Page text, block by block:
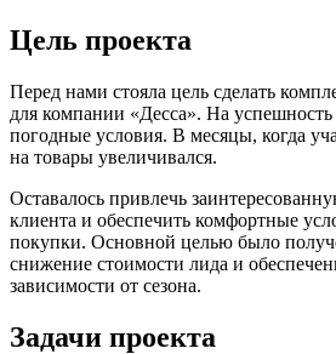
Цель проекта
Перед нами стояла цель сделать
для компании «Десса». На
погодные условия. В месяцы, когда
на товары увеличивался.
Оставалось привлечь
клиента и обеспечить комфортные
покупки. Основной целью было
снижение стоимости лида и
зависимости от сезона.
Задачи проекта